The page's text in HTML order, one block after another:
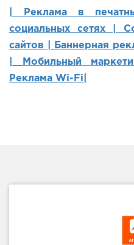
Реклама в
социальных сетях |
сайтов
Баннерная
Мобильный
Реклама Wi-Fi|